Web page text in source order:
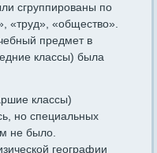
сгруппированы по
«труд», «общество».
предмет в
классы) была
классы)
но специальных
не было.
географии